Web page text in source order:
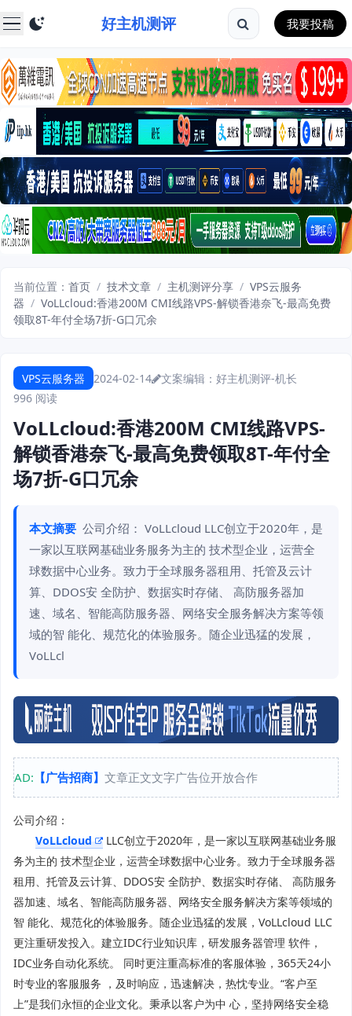
好主机测评 我要投稿
当前位置： 首页 / 技术文章 / 主机测评分享 / VPS云服务
器 / VoLLcloud:香港200M CMI线路VPS-解锁香港奈飞-最高免费
领取8T-年付全场7折-G口冗余
VPS云服务器 2024-02-14
文案编辑：好主机测评-机长
996 阅读
VoLLcloud:香港200M CMI线路VPS-
解锁香港奈飞-最高免费领取8T-年付全
场7折-G口冗余
本文摘要 公司介绍： VoLLcloud LLC创立于2020年，是
一家以互联网基础业务服务为主的 技术型企业，运营全
球数据中心业务。致力于全球服务器租用、托管及云计
算、DDOS安 全防护、数据实时存储、 高防服务器加
速、域名、智能高防服务器、网络安全服务解决方案等领
域的智 能化、规范化的体验服务。随企业迅猛的发展，
VoLLcl
AD: 【广告招商】 文章正文文字广告位开放合作
公司介绍：
VoLLcloud
LLC创立于2020年，是一家以互联网基础业务服
务为主的 技术型企业，运营全球数据中心业务。致力于全球服务器
租用、托管及云计算、DDOS安 全防护、数据实时存储、 高防服务
器加速、域名、智能高防服务器、网络安全服务解决方案等领域的
智 能化、规范化的体验服务。随企业迅猛的发展，VoLLcloud LLC
更注重研发投入。建立IDC行业知识库，研发服务器管理 软件，
IDC业务自动化系统。 同时更注重高标准的客服体验，365天24小
时专业的客服服务 ，及时响应，迅速解决，热忱专业。“客户至
上”是我们永恒的企业文化。秉承以客户为中 心，坚持网络安全稳